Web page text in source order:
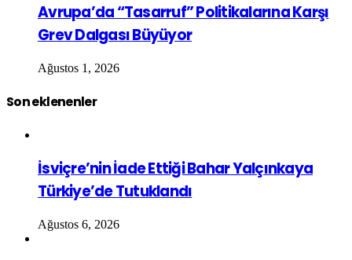
Avrupa’da “Tasarruf” Politikalarına Karşı
Grev Dalgası Büyüyor
Ağustos 1, 2026
Son eklenenler
İsviçre’nin İade Ettiği Bahar Yalçınkaya
Türkiye’de Tutuklandı
Ağustos 6, 2026